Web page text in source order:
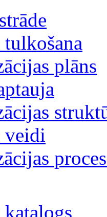
plāns
veidi
katalogs